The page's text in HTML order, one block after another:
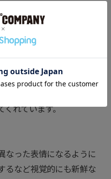
リネンとオーガニックコ
裏のループに、中糸には
手に仕上がるように度目
そ同じですが、絶妙に
はもちろん杢調と生地
くれています。
なった表情になるように
るなど視覚的にも新鮮な